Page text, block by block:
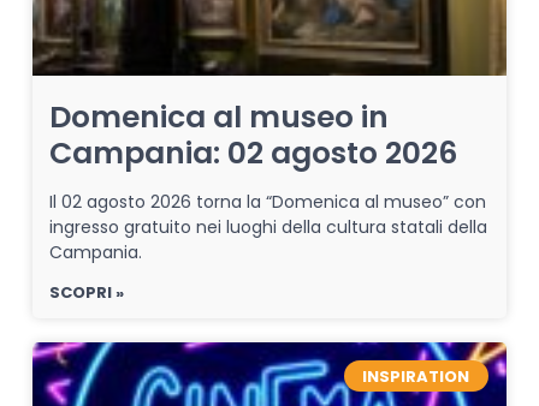
Domenica al museo in
Campania: 02 agosto 2026
Il 02 agosto 2026 torna la “Domenica al museo” con
ingresso gratuito nei luoghi della cultura statali della
Campania.
SCOPRI »
INSPIRATION